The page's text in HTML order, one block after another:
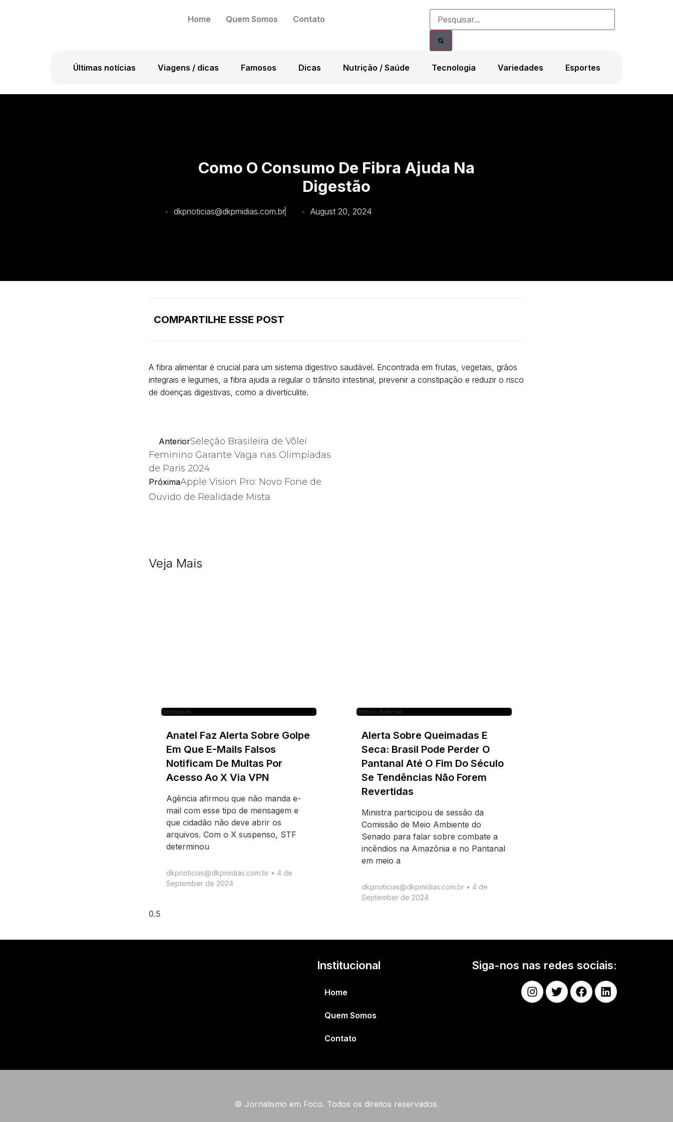
Home Quem Somos Contato
Últimas notícias Viagens / dicas Famosos Dicas Nutrição / Saúde Tecnologia Variedades Esportes
Como O Consumo De Fibra Ajuda Na
Digestão
dkpnoticias@dkpmidias.com.br August 20, 2024
COMPARTILHE ESSE POST
A fibra alimentar é crucial para um sistema digestivo saudável. Encontrada em frutas, vegetais, grãos
integrais e legumes, a fibra ajuda a regular o trânsito intestinal, prevenir a constipação e reduzir o risco
de doenças digestivas, como a diverticulite.
AnteriorSeleção Brasileira de Vôlei
Feminino Garante Vaga nas Olimpíadas
de Paris 2024
PróximaApple Vision Pro: Novo Fone de
Ouvido de Realidade Mista
Veja Mais
Destaques
Anatel Faz Alerta Sobre Golpe
Em Que E-Mails Falsos
Notificam De Multas Por
Acesso Ao X Via VPN
Agência afirmou que não manda e-
mail com esse tipo de mensagem e
que cidadão não deve abrir os
arquivos. Com o X suspenso, STF
determinou
dkpnoticias@dkpmidias.com.br
4 de
September de 2024
Últimas Notícias
Alerta Sobre Queimadas E
Seca: Brasil Pode Perder O
Pantanal Até O Fim Do Século
Se Tendências Não Forem
Revertidas
Ministra participou de sessão da
Comissão de Meio Ambiente do
Senado para falar sobre combate a
incêndios na Amazônia e no Pantanal
em meio a
dkpnoticias@dkpmidias.com.br
4 de
September de 2024
Institucional
Home
Quem Somos
Contato
Siga-nos nas redes sociais:
© Jornalismo em Foco. Todos os direitos reservados.